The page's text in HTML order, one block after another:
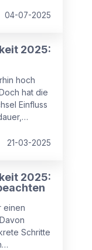
04-07-2025
2025:
hoch
hat die
Einfluss
21-03-2025
2025:
einen
Schritte